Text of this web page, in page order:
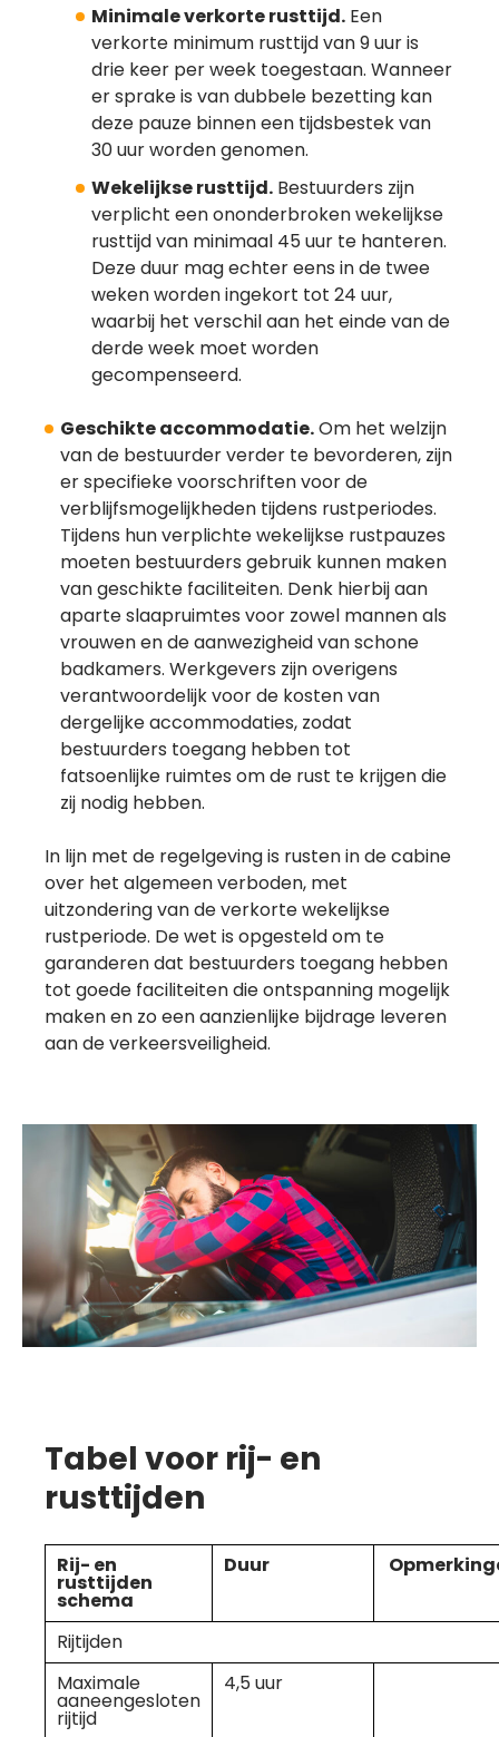
Minimale verkorte rusttijd. Een
verkorte minimum rusttijd van 9 uur is
drie keer per week toegestaan. Wanneer
er sprake is van dubbele bezetting kan
deze pauze binnen een tijdsbestek van
30 uur worden genomen.
Wekelijkse rusttijd. Bestuurders zijn
verplicht een ononderbroken wekelijkse
rusttijd van minimaal 45 uur te hanteren.
Deze duur mag echter eens in de twee
weken worden ingekort tot 24 uur,
waarbij het verschil aan het einde van de
derde week moet worden
gecompenseerd.
Geschikte accommodatie.Om het welzijn
van de bestuurder verder te bevorderen, zijn
er specifieke voorschriften voor de
verblijfsmogelijkheden tijdens rustperiodes.
Tijdens hun verplichte wekelijkse rustpauzes
moeten bestuurders gebruik kunnen maken
van geschikte faciliteiten. Denk hierbij aan
aparte slaapruimtes voor zowel mannen als
vrouwen en de aanwezigheid van schone
badkamers. Werkgevers zijn overigens
verantwoordelijk voor de kosten van
dergelijke accommodaties, zodat
bestuurders toegang hebben tot
fatsoenlijke ruimtes om de rust te krijgen die
zij nodig hebben.
In lijn met de regelgeving is rusten in de cabine
over het algemeen verboden, met
uitzondering van de verkorte wekelijkse
rustperiode. De wet is opgesteld om te
garanderen dat bestuurders toegang hebben
tot goede faciliteiten die ontspanning mogelijk
maken en zo een aanzienlijke bijdrage leveren
aan de verkeersveiligheid.
Tabel voor rij- en
rusttijden
Rij- en
rusttijden
schema
Duur
Rijtijden
Maximale
aaneengesloten
rijtijd
4,5 uur
en krijg een maand
gratis
Meer informatie